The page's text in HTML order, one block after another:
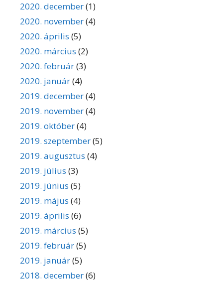
2020. december(1)
2020. november(4)
2020. április (5)
2020. március (2)
2020. február(3)
2020. január(4)
2019. december(4)
2019. november(4)
2019. október(4)
2019. szeptember(5)
2019. augusztus (4)
2019. július (3)
2019. június (5)
2019. május (4)
2019. április (6)
2019. március (5)
2019. február(5)
2019. január(5)
2018. december(6)